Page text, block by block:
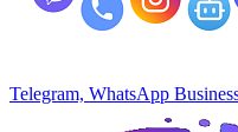
Telegram, WhatsApp